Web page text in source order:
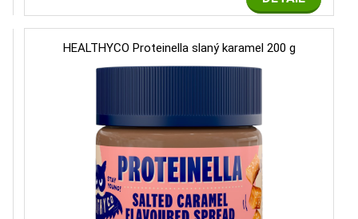
HEALTHYCO Proteinella slaný karamel 200 g